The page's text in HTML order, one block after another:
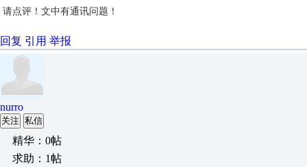
请点评！文中有通讯问题！
回复 引用 举报
nurro
关注 私信
精华：0帖
求助：1帖